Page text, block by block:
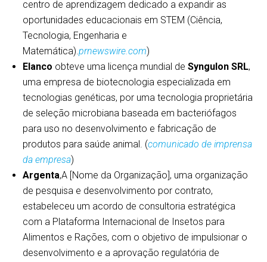
centro de aprendizagem dedicado a expandir as
oportunidades educacionais em STEM (Ciência,
Tecnologia, Engenharia e
Matemática).prnewswire.com)
Elanco obteve uma licença mundial deSyngulon SRL,
uma empresa de biotecnologia especializada em
tecnologias genéticas, por uma tecnologia proprietária
de seleção microbiana baseada em bacteriófagos
para uso no desenvolvimento e fabricação de
produtos para saúde animal. (comunicado de imprensa
da empresa)
Argenta,A [Nome da Organização], uma organização
de pesquisa e desenvolvimento por contrato,
estabeleceu um acordo de consultoria estratégica
com a Plataforma Internacional de Insetos para
Alimentos e Rações, com o objetivo de impulsionar o
desenvolvimento e a aprovação regulatória de